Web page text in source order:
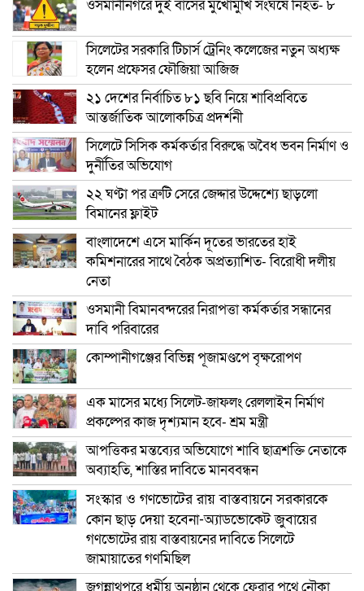
ওসমানীনগরে দুই বাসের মুখোমুখি সংঘর্ষে নিহত- ৮
সিলেটের সরকারি টিচার্স ট্রেনিং কলেজের নতুন অধ্যক্ষ
হলেন প্রফেসর ফৌজিয়া আজিজ
২১ দেশের নির্বাচিত ৮১ ছবি নিয়ে শাবিপ্রবিতে
আন্তর্জাতিক আলোকচিত্র প্রদর্শনী
সিলেটে সিসিক কর্মকর্তার বিরুদ্ধে অবৈধ ভবন নির্মাণ ও
দুর্নীতির অভিযোগ
২২ ঘণ্টা পর ত্রুটি সেরে জেদ্দার উদ্দেশ্যে ছাড়লো
বিমানের ফ্লাইট
বাংলাদেশে এসে মার্কিন দূতের ভারতের হাই
কমিশনারের সাথে বৈঠক অপ্রত্যাশিত- বিরোধী দলীয়
নেতা
ওসমানী বিমানবন্দরের নিরাপত্তা কর্মকর্তার সন্ধানের
দাবি পরিবারের
কোম্পানীগঞ্জের বিভিন্ন পূজামণ্ডপে বৃক্ষরোপণ
এক মাসের মধ্যে সিলেট-জাফলং রেললাইন নির্মাণ
প্রকল্পের কাজ দৃশ্যমান হবে- শ্রম মন্ত্রী
আপত্তিকর মন্তব্যের অভিযোগে শাবি ছাত্রশক্তি নেতাকে
অব্যাহতি, শাস্তির দাবিতে মানববন্ধন
সংস্কার ও গণভোটের রায় বাস্তবায়নে সরকারকে
কোন ছাড় দেয়া হবেনা-অ্যাডভোকেট জুবায়ের
গণভোটের রায় বাস্তবায়নের দাবিতে সিলেটে
জামায়াতের গণমিছিল